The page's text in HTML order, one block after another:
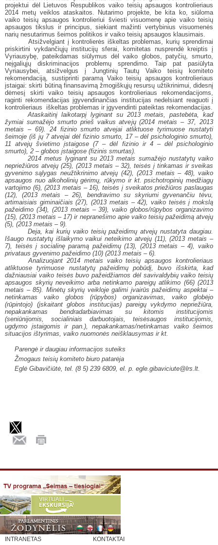
projektui dėl Lietuvos Respublikos vaiko teisių apsaugos kontrolieriaus
2014 metų veiklos ataskaitos. Nutarimo projekte, be kita ko, siūloma
vaiko teisių apsaugos kontrolieriui šviesti visuomenę apie vaiko teisių
apsaugos tikslus ir principus, siekiant mažinti vertybinius visuomenės
narių nesutarimus šeimos politikos ir vaiko teisių apsaugos klausimais.
Atsižvelgiant į kontrolierės iškeltas problemas, kurių sprendimai
priskirtini vykdančiųjų institucijų sferai, komitetas nusprendė kreiptis į
Vyriausybę, pateikdamas siūlymus dėl vaiko globos, patyčių, smurto,
neįgaliųjų diskriminacijos problemų sprendimo. Taip pat pasiūlyta
Vyriausybei, atsižvelgus į Jungtinių Tautų Vaiko teisių komiteto
rekomendaciją, sustiprinti paramą Vaiko teisių apsaugos kontrolieriaus
įstaigai: skirti būtiną finansavimą žmogiškųjų resursų užtikrinimui, didesnį
dėmesį skirti vaiko teisių apsaugos kontrolieriaus rekomendacijoms,
raginti rekomendacijas įgyvendinančias institucijas nedelsiant reaguoti į
kontrolieriaus iškeltas problemas ir įgyvendinti pateiktas rekomendacijas.
Ataskaitinį laikotarpį lyginant su 2013 metais, pastebėta, kad
žymiai sumažėjo smurto prieš vaikus atvejų (2014 metais – 37, 2013
metais – 69). 24 fizinio smurto atvejai atliktuose tyrimuose nustatyti
šeimoje (iš jų 7 atvejai dėl fizinio smurto, 17 – dėl psichologinio smurto),
11 atvejų švietimo įstaigose (7 – dėl fizinio ir 4 – dėl psichologinio
smurto), 2 – globos įstaigose (fizinis smurtas).
2014 metus lyginant su 2013 metais sumažėjo nustatytų vaiko
nepriežiūros atvejų (25), (2013 metais – 32), teisės į tinkamas ir sveikas
gyvenimo sąlygas neužtikrinimo atvejų (42), (2013 metais – 48), vaiko
apsaugos nuo alkoholinių gėrimų, rūkymo ir kt. psichotropinių medžiagų
vartojimo (6), (2013 metais – 16), teisės į sveikatos priežiūros paslaugas
(12), (2013 metais – 26), bendravimo su skyriumi gyvenančiu tėvu,
artimaisiais giminaičiais (27), (2013 metais – 42), vaiko teisės į mokslą
pažeidimo (34), (2013 metais – 39), vaiko globos/rūpybos organizavimo
(15), (2013 metais – 17) ir nepranešimo apie vaiko teisių pažeidimą atvejų
(5), (2013 metais – 9).
Deja, kai kurių vaiko teisių pažeidimų atvejų nustatyta daugiau.
Išaugo nustatytų išlaikymo vaikui neteikimo atvejų (11), (2013 metais –
7), teisės į socialinę paramą pažeidimų (13), (2013 metais – 4), vaiko
privataus gyvenimo pažeidimo (10) (2013 metais – 6).
Analizuojant 2014 metais vaiko teisių apsaugos kontrolieriaus
atliktuose tyrimuose nustatytų pažeidimų pobūdį, buvo išskirta, kad
dažniausiai vaiko teisės buvo pažeidžiamos dėl savivaldybių vaiko teisių
apsaugos skyrių neveikimo arba netinkamo pareigų atlikimo (66) (2013
metais – 85). Minėtų skyrių veikloje galimi įvairūs pažeidimų aspektai –
netinkamas vaiko globos (rūpybos) organizavimas, vaiko globėjo
(rūpintojo) (įskaitant globos institucijas) pareigų vykdymo nepriežiūra,
nepakankamas bendradarbiavimas su kitomis institucijomis
(seniūnijomis, socialiniais darbuotojais, teisėsaugos institucijomis,
ugdymo įstaigomis ir pan.), nepakankamas/netinkamas vaiko šeimos
situacijos ištyrimas, vaiko nuomonės neišklausymas ir kt.
Parengė ir daugiau informacijos suteiks
Žmogaus teisių komiteto biuro patarėja
Eglė Gibavičiūtė, tel. (8 5) 239 6809, el. p. egle.gibaviciute@lrs.lt.
INTRANETAS KONTAKTAI